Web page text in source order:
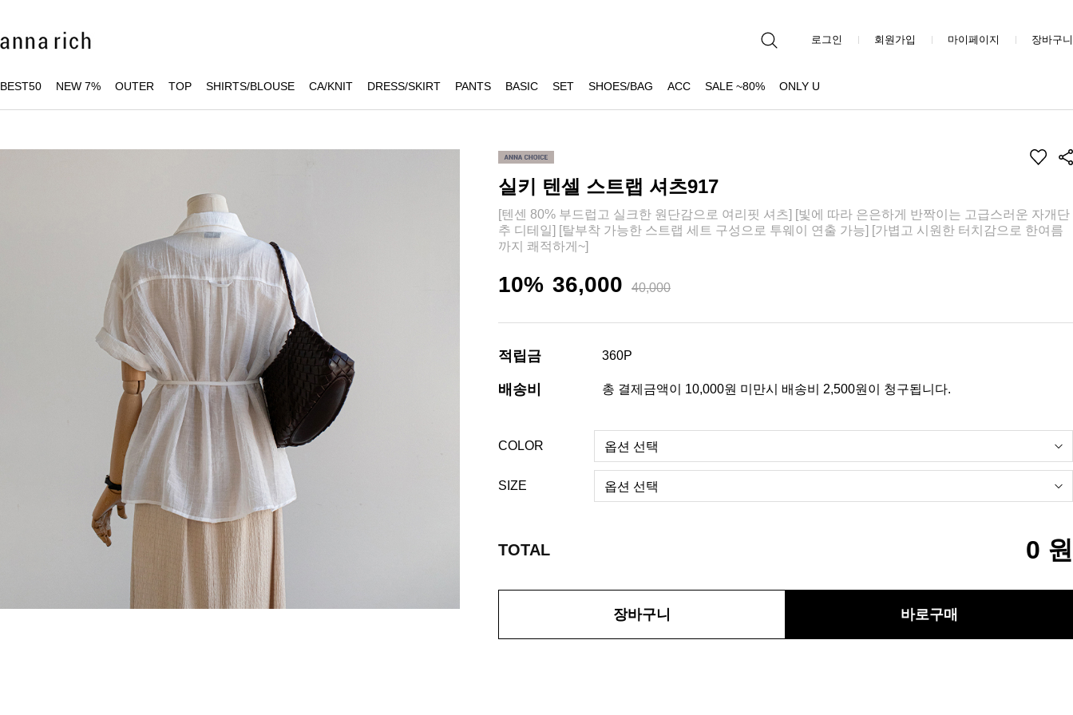
로그인 회원가입 마이페이지 장바구니
BEST50 NEW 7% OUTER TOP SHIRTS/BLOUSE CA/KNIT DRESS/SKIRT PANTS BASIC SET SHOES/BAG ACC SALE ~80% ONLY U
실키 텐셀 스트랩 셔츠917
[텐센 80% 부드럽고 실크한 원단감으로 여리핏 셔츠] [빛에 따라 은은하게 반짝이는 고급스러운 자개단
추 디테일] [탈부착 가능한 스트랩 세트 구성으로 투웨이 연출 가능] [가볍고 시원한 터치감으로 한여름
까지 쾌적하게~]
10% 36,000 40,000
적립금 360P
배송비 총 결제금액이 10,000원 미만시 배송비 2,500원이 청구됩니다.
COLOR
SIZE
TOTAL 0 원
장바구니 바로구매